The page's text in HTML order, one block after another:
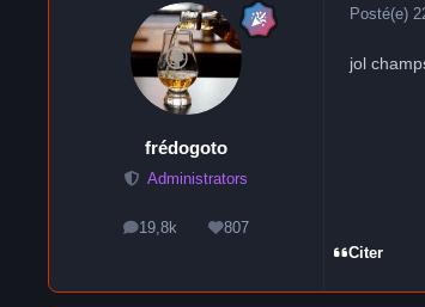
frédogoto
Administrators
19,8k
messages807
Réputation
Posté(e)
jol
Citer